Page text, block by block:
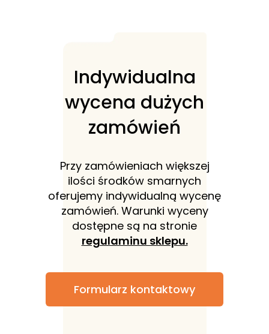
Indywidualna
wycena dużych
zamówień
Przy zamówieniach większej
ilości środków smarnych
oferujemy indywidualną wycenę
zamówień. Warunki wyceny
dostępne są na stronie
regulaminu sklepu.
Formularz kontaktowy